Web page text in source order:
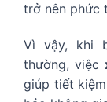
trở nên phức
Vì vậy, khi
thường, việc
giúp tiết